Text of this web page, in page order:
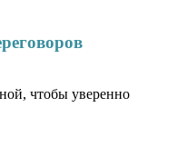
чтобы уверенно